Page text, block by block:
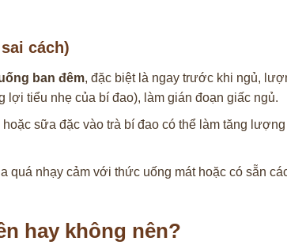
cách)
ban đêm, đặc biệt là ngay trước khi ngủ,
lợi tiểu nhẹ của bí đao), làm gián đoạn giấc ngủ.
sữa đặc vào trà bí đao có thể làm tăng
quá nhạy cảm với thức uống mát hoặc có sẵn
hay không nên?